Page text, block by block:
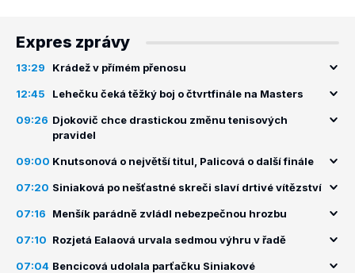
Expres zprávy
13:29 Krádež v přímém přenosu
12:45 Lehečku čeká těžký boj o čtvrtfinále na Masters
09:26 Djokovič chce drastickou změnu tenisových
pravidel
09:00 Knutsonová o největší titul, Palicová o další finále
07:20 Siniaková po nešťastné skreči slaví drtivé vítězství
07:16 Menšík parádně zvládl nebezpečnou hrozbu
07:10 Rozjetá Ealaová urvala sedmou výhru v řadě
07:04 Bencicová udolala parťačku Siniakové